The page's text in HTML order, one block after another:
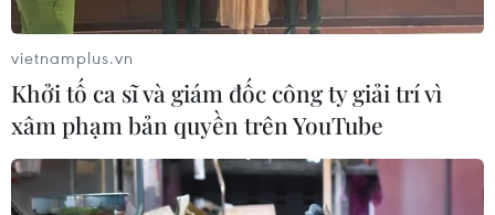
vietnamplus.vn
Khởi tố ca sĩ và giám đốc công ty giải trí vì
xâm phạm bản quyền trên YouTube